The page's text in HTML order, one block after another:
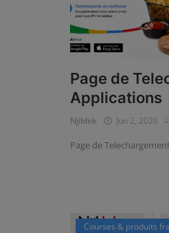
Page de
Applications
Njiblek Jun 2, 2026
Page de
Courses & produits